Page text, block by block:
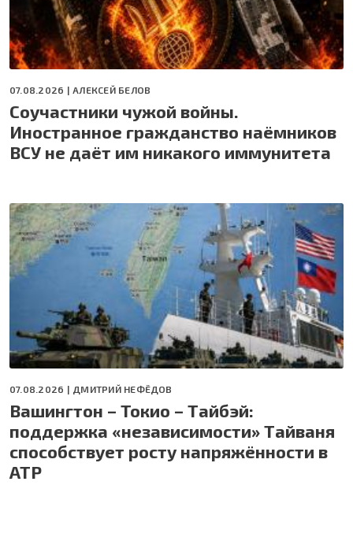
07.08.2026 |АЛЕКСЕЙ БЕЛОВ
Соучастники чужой войны.
Иностранное гражданство наёмников
ВСУ не даёт им никакого иммунитета
07.08.2026 | ДМИТРИЙ НЕФЁДОВ
Вашингтон – Токио – Тайбэй:
поддержка «независимости» Тайваня
способствует росту напряжённости в
АТР